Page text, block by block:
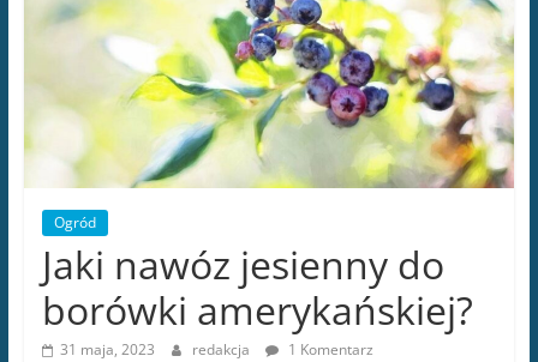
Ogród
Jaki nawóz jesienny do
borówki amerykańskiej?
31 maja, 2023 redakcja 1 Komentarz